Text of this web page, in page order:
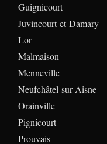
Guignicourt
Juvincourt-et-Damary
Lor
Malmaison
Menneville
Neufchâtel-sur-Aisne
Orainville
Pignicourt
Prouvais